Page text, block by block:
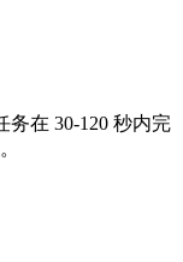
务在 30-120 秒内完